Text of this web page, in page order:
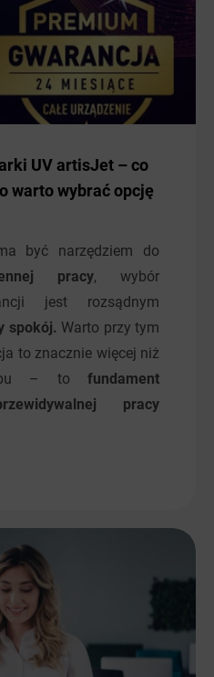
UV artisJet – co
warto wybrać opcję
być narzędziem do
pracy, wybór
jest rozsądnym
spokój. Warto przy tym
to znacznie więcej niż
– to fundament
pracy